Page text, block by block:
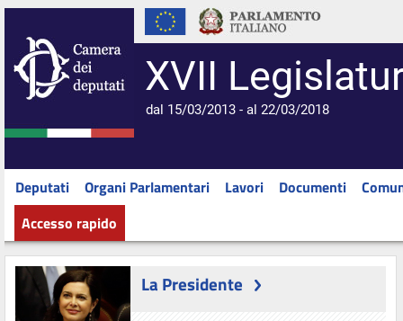
XVII
dal 15/03/2013 - al 22/03/2018
Deputati Organi Parlamentari Lavori Documenti
Accesso rapido
La Presidente